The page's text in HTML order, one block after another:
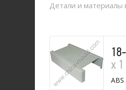
Детали и материалы
х
ABS